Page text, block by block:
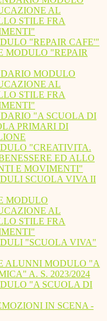
AL
STILE FRA
"REPAIR CAFE'"
MODULO "REPAIR
MODULO
AL
STILE FRA
"A SCUOLA DI
PRIMARI DI
"CREATIVITA.
ED ALLO
E MOVIMENTI"
SCUOLA VIVA II
MODULO
AL
STILE FRA
"SCUOLA VIVA"
ALUNNI MODULO "A
A. S. 2023/2024
"A SCUOLA DI
IN SCENA -